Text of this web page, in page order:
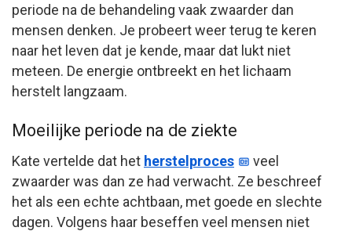
periode na de behandeling vaak zwaarder dan
mensen denken. Je probeert weer terug te keren
naar het leven dat je kende, maar dat lukt niet
meteen. De energie ontbreekt en het lichaam
herstelt langzaam.
Moeilijke periode na de ziekte
Kate vertelde dat het herstelproces
veel
zwaarder was dan ze had verwacht. Ze beschreef
het als een echte achtbaan, met goede en slechte
dagen. Volgens haar beseffen veel mensen niet